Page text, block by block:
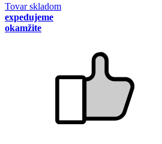
Tovar skladom
expedujeme
okamžite